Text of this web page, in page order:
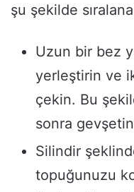
şu şekilde
Uzun bir bez
yerleştirin ve
çekin. Bu
sonra
Silindir
topuğunuzu